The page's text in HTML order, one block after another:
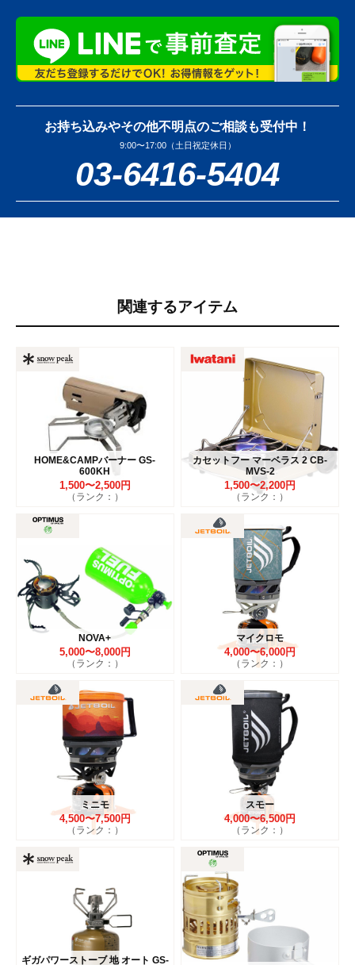
お持ち込みやその他不明点のご相談も受付中！
9:00〜17:00（土日祝定休日）
03-6416-5404
関連するアイテム
HOME&CAMPバーナー GS-
600KH
1,500〜2,500円
（ランク：）
カセットフー マーベラス 2 CB-
MVS-2
1,500〜2,200円
（ランク：）
NOVA+
5,000〜8,000円
（ランク：）
マイクロモ
4,000〜6,000円
（ランク：）
ミニモ
4,500〜7,500円
（ランク：）
スモー
4,000〜6,500円
（ランク：）
ギガパワーストーブ 地 オート GS-